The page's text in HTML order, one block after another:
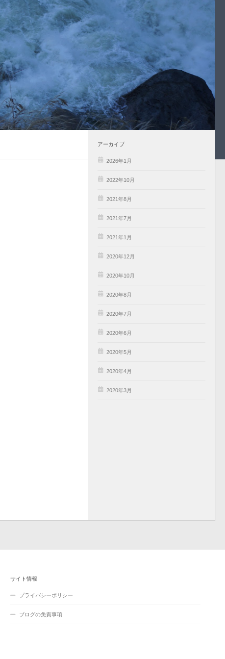
アーカイブ
2026年1月
2022年10月
2021年8月
2021年7月
2021年1月
2020年12月
2020年10月
2020年8月
2020年7月
2020年6月
2020年5月
2020年4月
2020年3月
サイト情報
プライバシーポリシー
ブログの免責事項